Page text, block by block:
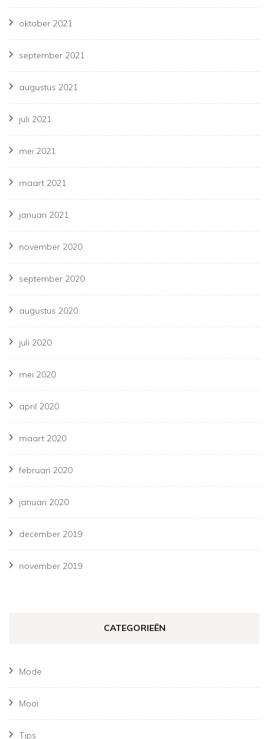
oktober 2021
september 2021
augustus 2021
juli 2021
mei 2021
maart 2021
januari 2021
november 2020
september 2020
augustus 2020
juli 2020
mei 2020
april 2020
maart 2020
februari 2020
januari 2020
december 2019
november 2019
CATEGORIEËN
Mode
Mooi
Tips